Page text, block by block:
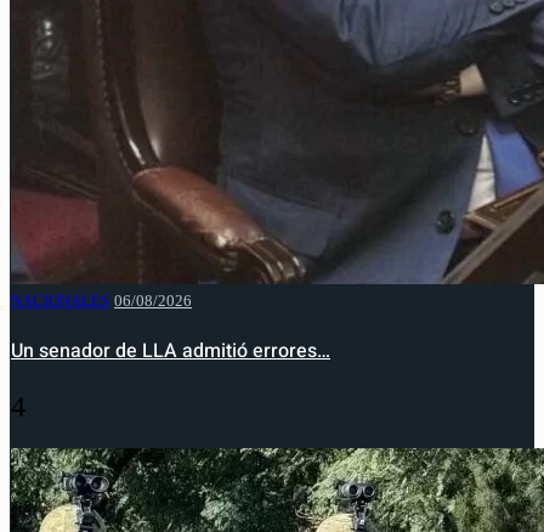
NACIONALES 06/08/2026
Un senador de LLA admitió errores…
4